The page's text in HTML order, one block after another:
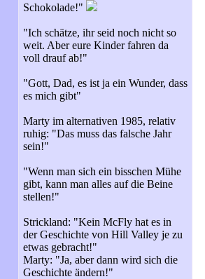
Schokolade!"
"Ich schätze, ihr seid noch nicht so
weit. Aber eure Kinder fahren da
voll drauf ab!"
"Gott, Dad, es ist ja ein Wunder, dass
es mich gibt"
Marty im alternativen 1985, relativ
ruhig: "Das muss das falsche Jahr
sein!"
"Wenn man sich ein bisschen Mühe
gibt, kann man alles auf die Beine
stellen!"
Strickland: "Kein McFly hat es in
der Geschichte von Hill Valley je zu
etwas gebracht!"
Marty: "Ja, aber dann wird sich die
Geschichte ändern!"